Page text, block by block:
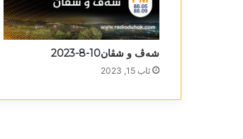
شەڤ و شڤان10-8-2023
ئاب 15, 2023